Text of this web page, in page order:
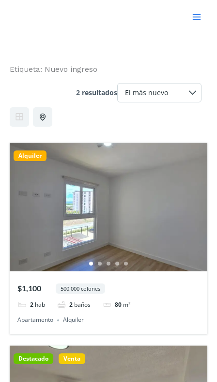
Etiqueta: Nuevo ingreso
2 resultados
Alquiler
$1,100 500.000 colones
2 hab 2 baños 80 m²
Apartamento Alquiler
Destacado Venta